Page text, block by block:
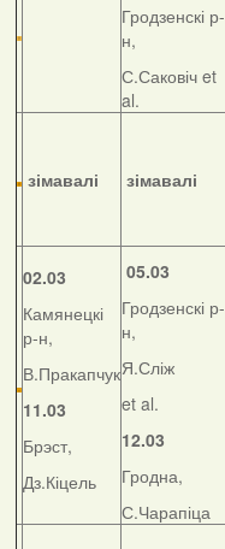
Гродзенскі р-
н,
С.Саковіч et
al.
зімавалі зімавалі
02.03
Камянецкі
р-н,
В.Пракапчук
11.03
Брэст,
Дз.Кіцель
05.03
Гродзенскі р-
н,
Я.Сліж
et al.
12.03
Гродна,
С.Чарапіца